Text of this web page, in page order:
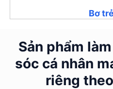
Bơ
Sản phẩm
sóc cá nhân
riêng